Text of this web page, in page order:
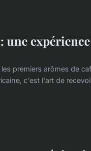
une
premiers arômes de
c'est l'art de